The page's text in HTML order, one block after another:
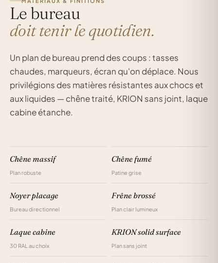
Le bureau
doit tenir le quotidien.
Un plan de bureau prend des coups : tasses
chaudes, marqueurs, écran qu'on déplace. Nous
privilégions des matières résistantes aux chocs et
aux liquides — chêne traité, KRION sans joint, laque
cabine étanche.
Chêne massif
Plan robuste
Chêne fumé
Patine grise
Noyer placage
Bureau directionnel
Frêne brossé
Plan clair lumineux
Laque cabine
30 RAL au choix
KRION solid surface
Plan sans joint